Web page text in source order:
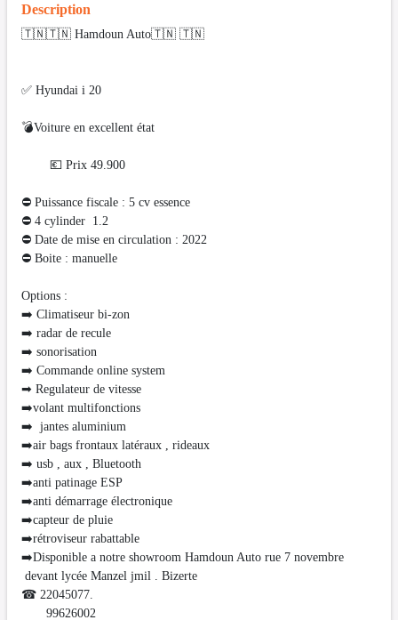
Description
🇹🇳🇹🇳 Hamdoun Auto🇹🇳 🇹🇳
✅ Hyundai i 20
💣Voiture en excellent état
💶 Prix 49.900
⛔ Puissance fiscale : 5 cv essence
⛔️ 4 cylinder 1.2
⛔ Date de mise en circulation : 2022
⛔ Boite : manuelle
Options :
➡️ Climatiseur bi-zon
➡️ radar de recule
➡️ sonorisation
➡️ Commande online system
➡ Regulateur de vitesse
➡️volant multifonctions
➡️ jantes aluminium
➡️air bags frontaux latéraux , rideaux
➡️ usb , aux , Bluetooth
➡️anti patinage ESP
➡️anti démarrage électronique
➡️capteur de pluie
➡️rétroviseur rabattable
➡️Disponible a notre showroom Hamdoun Auto rue 7 novembre
devant lycée Manzel jmil . Bizerte
☎ 22045077.
99626002